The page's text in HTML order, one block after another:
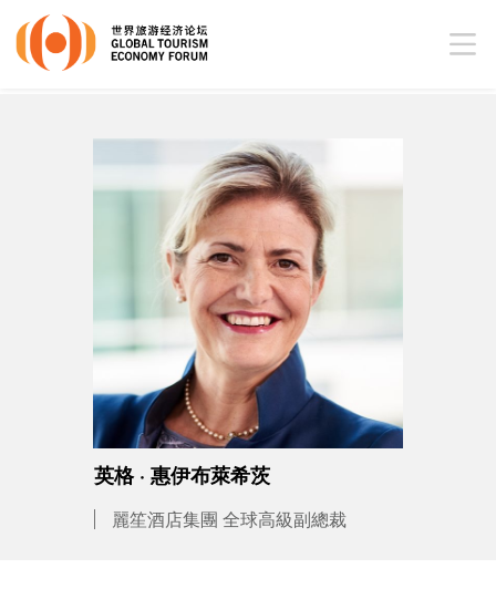
英格 · 惠伊布萊希茨
麗笙酒店集團 全球高級副總裁